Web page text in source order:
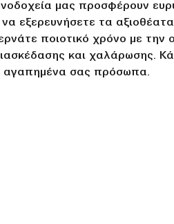
μας προσφέρουν
εξερευνήσετε τα
ποιοτικό χρόνο με την
και χαλάρωσης.
αγαπημένα σας πρόσωπα.